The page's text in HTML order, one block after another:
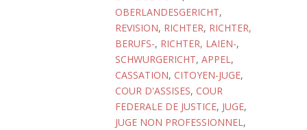
OBERLANDESGERICHT,
REVISION, RICHTER, RICHTER,
BERUFS-, RICHTER, LAIEN-,
SCHWURGERICHT, APPEL,
CASSATION, CITOYEN-JUGE,
COUR D'ASSISES, COUR
FEDERALE DE JUSTICE, JUGE,
JUGE NON PROFESSIONNEL,